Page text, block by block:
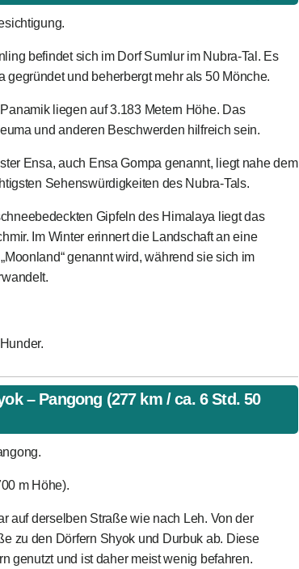
befindet sich im Dorf Sumlur im Nubra-Tal. Es
gegründet und beherbergt mehr als 50 Mönche.
liegen auf 3.183 Metern Höhe. Das
und anderen Beschwerden hilfreich sein.
Ensa, auch Ensa Gompa genannt, liegt nahe dem
Sehenswürdigkeiten des Nubra-Tals.
Gipfeln des Himalaya liegt das
Im Winter erinnert die Landschaft an eine
genannt wird, während sie sich im
– Pangong (277 km / ca. 6 Std. 50
m Höhe).
auf derselben Straße wie nach Leh. Von der
zu den Dörfern Shyok und Durbuk ab. Diese
genutzt und ist daher meist wenig befahren.